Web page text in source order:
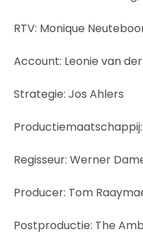
RTV: Monique
Account: Leonie van
Strategie: Jos Ahlers
Regisseur: Werner
Producer: Tom
Postproductie: The